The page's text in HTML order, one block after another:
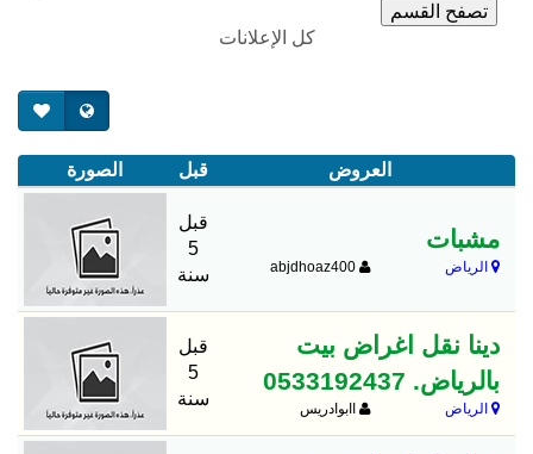
تصفح القسم
كل الإعلانات
العروض قبل الصورة
مشبات
الرياض abjdhoaz400
قبل
5
سنة
دينا نقل اغراض بيت
بالرياض. 0533192437
الرياض اابوادريس
قبل
5
سنة